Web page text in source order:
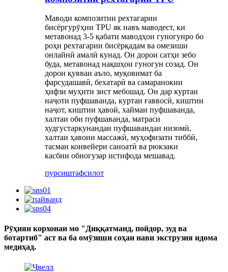
Маводи композитии рехтагарии
бисёргурӯҳии TPU як навъ маводест, ки
метавонад 3-5 қабати маводҳои гуногунро бо
роҳи рехтагарии бисёрқадам ва омезиши
онлайнӣ амалӣ кунад. Он дорои сатҳи зебо
буда, метавонад нақшҳои гуногун созад. Он
дорои қувваи аъло, муқовимат ба
фарсудашавӣ, бехатарӣ ва самаранокии
ҳифзи муҳити зист мебошад. Он дар куртаи
наҷоти пуфшаванда, куртаи ғаввосӣ, киштии
наҷот, киштии ҳавоӣ, хаймаи пуфшаванда,
халтаи оби пуфшаванда, матраси
худгустаркунандаи пуфшавандаи низомӣ,
халтаи ҳавоии массажӣ, муҳофизати тиббӣ,
тасмаи конвейери саноатӣ ва рюкзаки
касбии обногузар истифода мешавад.
пурсиштафсилот
Рӯҳияи корхонаи мо "Диққатманд, пойдор, зуд ва
ботартиб" аст ва ба омӯзиши соҳаи нави экструзия идома
медиҳад.